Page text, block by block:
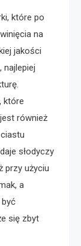
które po
na
jakości
najlepiej
które
również
słodyczy
przy użyciu
a
się zbyt